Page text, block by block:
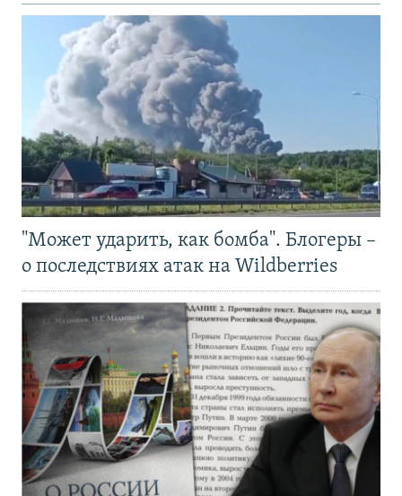
"Может ударить, как бомба". Блогеры –
о последствиях атак на Wildberries